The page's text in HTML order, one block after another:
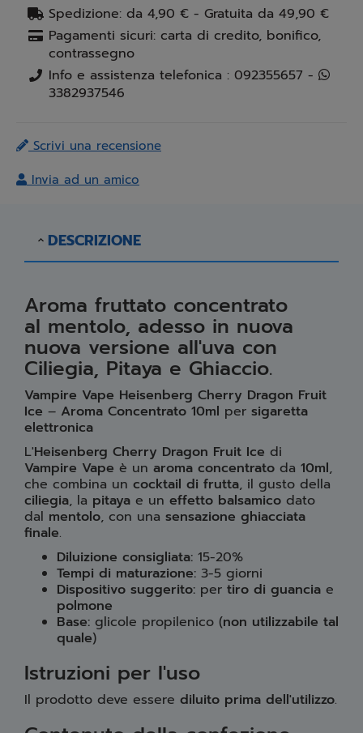
Spedizione: da 4,90 € - Gratuita da 49,90 €
Pagamenti sicuri: carta di credito, bonifico,
contrassegno
Info e assistenza telefonica : 092355657 -
3382937546
Scrivi una recensione
Invia ad un amico
DESCRIZIONE
Aroma fruttato concentrato
al mentolo, adesso in nuova
nuova versione all'uva con
Ciliegia, Pitaya e Ghiaccio.
Vampire Vape Heisenberg Cherry Dragon Fruit
Ice – Aroma Concentrato 10ml per sigaretta
elettronica
L'Heisenberg Cherry Dragon Fruit Ice di
Vampire Vape è un aroma concentrato da 10ml,
che combina un cocktail di frutta, il gusto della
ciliegia, la pitaya e un effetto balsamico dato
dal mentolo, con una sensazione ghiacciata
finale.
Diluizione consigliata: 15-20%
Tempi di maturazione: 3-5 giorni
Dispositivo suggerito: per tiro di guancia e
polmone
Base: glicole propilenico (non utilizzabile tal
quale)
Istruzioni per l'uso
Il prodotto deve essere diluito prima dell'utilizzo.